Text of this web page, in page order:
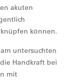
akuten
können.
untersuchten
Handkraft bei
mit